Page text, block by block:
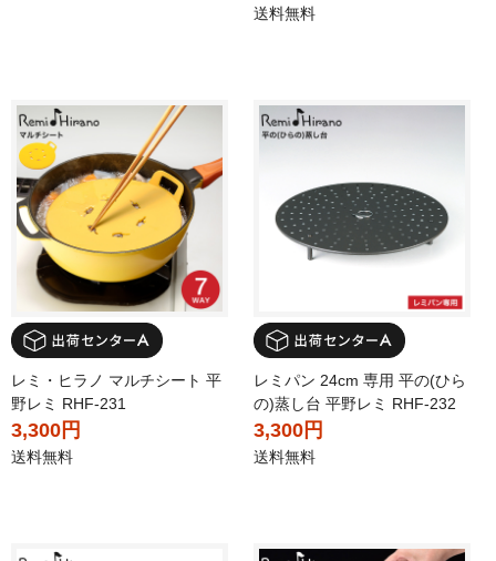
送料無料
レミ・ヒラノ マルチシート 平
野レミ RHF-231
3,300円
送料無料
レミパン 24cm 専用 平の(ひら
の)蒸し台 平野レミ RHF-232
3,300円
送料無料